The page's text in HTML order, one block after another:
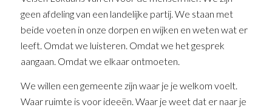
geen afdeling van een landelijke partij. We staan met
beide voeten in onze dorpen en wijken en weten wat er
leeft. Omdat we luisteren. Omdat we het gesprek
aangaan. Omdat we elkaar ontmoeten.
We willen een gemeente zijn waar je je welkom voelt.
Waar ruimte is voor ideeën. Waar je weet dat er naar je